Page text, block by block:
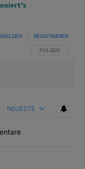
FOLGE DIESER
FOLGEN
REGISTRIEREN
NEUESTE